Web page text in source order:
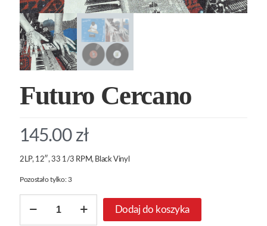
Futuro Cercano
145.00 zł
2LP, 12″, 33 1/3 RPM, Black Vinyl
Pozostało tylko: 3
Futuro
Dodaj do koszyka